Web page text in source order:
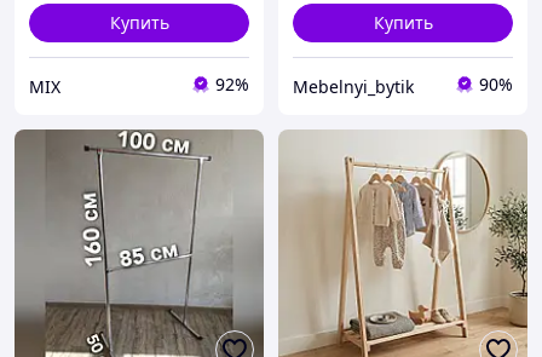
Купить
MIX 92%
Купить
Mebelnyi_bytik 90%